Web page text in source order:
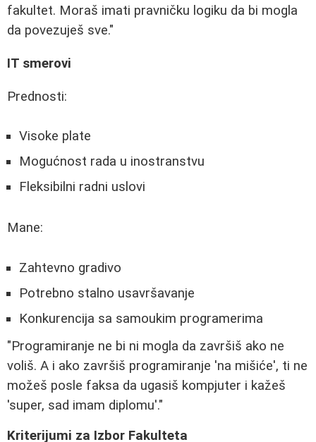
fakultet. Moraš imati pravničku logiku da bi mogla
da povezuješ sve."
IT smerovi
Prednosti:
Visoke plate
Mogućnost rada u inostranstvu
Fleksibilni radni uslovi
Mane:
Zahtevno gradivo
Potrebno stalno usavršavanje
Konkurencija sa samoukim programerima
"Programiranje ne bi ni mogla da završiš ako ne
voliš. A i ako završiš programiranje 'na mišiće', ti ne
možeš posle faksa da ugasiš kompjuter i kažeš
'super, sad imam diplomu'."
Kriterijumi za Izbor Fakulteta